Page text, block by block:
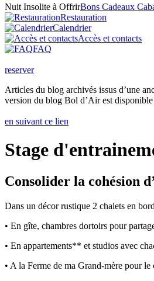
Nuit Insolite à OffrirBons Cadeaux
Restauration
Calendrier
Accès et contacts
FAQ
reserver
Articles du blog archivés issus d’une
version du blog Bol d’Air est disponible
en suivant ce lien
Stage
Consolider la cohésion
Dans un décor rustique 2 chalets en
• En gîte, chambres dortoirs pour
• En appartements** et studios avec
• A la Ferme de ma Grand-mère pour